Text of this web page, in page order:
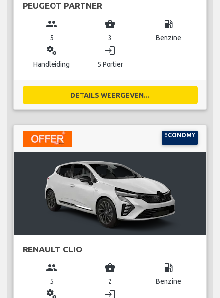
PEUGEOT PARTNER
group
5
business_center
3
local_gas_station
Benzine
miscellaneous_services
Handleiding
login
5 Portier
DETAILS WEERGEVEN...
ECONOMY
RENAULT CLIO
group
5
business_center
2
local_gas_station
Benzine
miscellaneous_services login